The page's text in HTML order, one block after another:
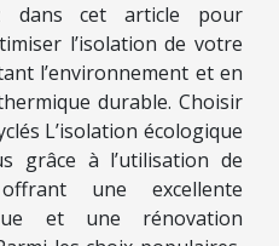
dans cet article pour
l’isolation de votre
l’environnement et en
durable. Choisir
L’isolation écologique
grâce à l’utilisation de
une excellente
et une rénovation